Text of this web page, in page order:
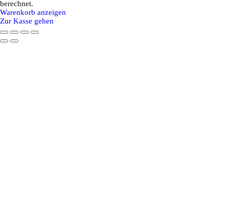
im
Warenkorb
berechnet.
Warenkorb anzeigen
Zur Kasse gehen